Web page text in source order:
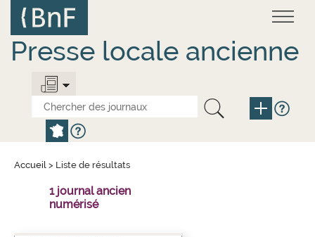
contenu
principal
Presse locale ancienne
Accueil > Liste de résultats
1 journal ancien
numérisé
Panneau de gestion des cookies